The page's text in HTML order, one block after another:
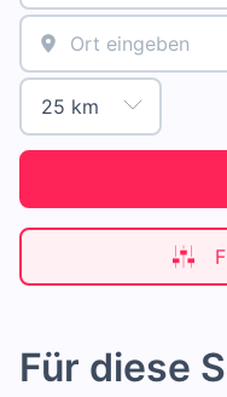
Für diese